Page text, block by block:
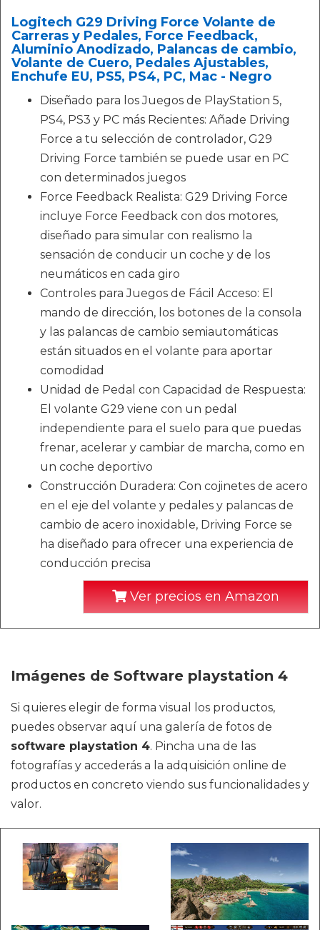
Logitech G29 Driving Force Volante de
Carreras y Pedales, Force Feedback,
Aluminio Anodizado, Palancas de cambio,
Volante de Cuero, Pedales Ajustables,
Enchufe EU, PS5, PS4, PC, Mac - Negro
Diseñado para los Juegos de PlayStation 5,
PS4, PS3 y PC más Recientes: Añade Driving
Force a tu selección de controlador, G29
Driving Force también se puede usar en PC
con determinados juegos
Force Feedback Realista: G29 Driving Force
incluye Force Feedback con dos motores,
diseñado para simular con realismo la
sensación de conducir un coche y de los
neumáticos en cada giro
Controles para Juegos de Fácil Acceso: El
mando de dirección, los botones de la consola
y las palancas de cambio semiautomáticas
están situados en el volante para aportar
comodidad
Unidad de Pedal con Capacidad de Respuesta:
El volante G29 viene con un pedal
independiente para el suelo para que puedas
frenar, acelerar y cambiar de marcha, como en
un coche deportivo
Construcción Duradera: Con cojinetes de acero
en el eje del volante y pedales y palancas de
cambio de acero inoxidable, Driving Force se
ha diseñado para ofrecer una experiencia de
conducción precisa
Ver precios en Amazon
Imágenes de Software playstation 4
Si quieres elegir de forma visual los productos,
puedes observar aquí una galería de fotos de
software playstation 4. Pincha una de las
fotografías y accederás a la adquisición online de
productos en concreto viendo sus funcionalidades y
valor.